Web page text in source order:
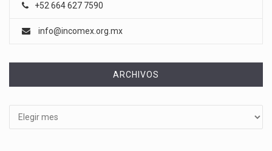
+52 664 627 7590
info@incomex.org.mx
ARCHIVOS